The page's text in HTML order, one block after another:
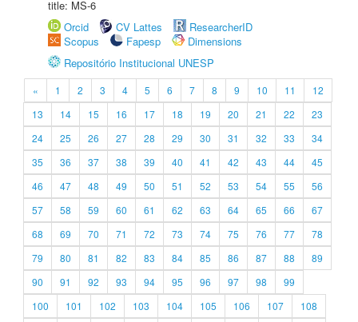
title: MS-6
Orcid
CV Lattes
ResearcherID
Scopus
Fapesp
Dimensions
Repositório Institucional UNESP
« 1 2 3 4 5 6 7 8 9 10 11
12
13
14 15 16 17 18 19 20 21 22
23
24
25 26 27 28 29 30 31 32 33
34
35
36 37 38 39 40 41 42 43 44
45
46
47 48 49 50 51 52 53 54 55
56
57
58 59 60 61 62 63 64 65 66
67
68
69 70 71 72 73 74 75 76 77
78
79
80 81 82 83 84 85 86 87 88
89
90
91 92 93 94 95 96 97 98
99
100
101 102 103 104 105 106 107
108